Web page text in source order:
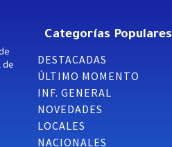
de
Categorías Populares
DESTACADAS
ÚLTIMO MOMENTO
INF. GENERAL
NOVEDADES
LOCALES
NACIONALES